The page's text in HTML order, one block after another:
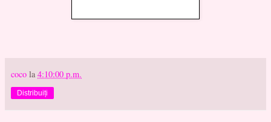
coco la 4:10:00 p.m.
Distribuiți